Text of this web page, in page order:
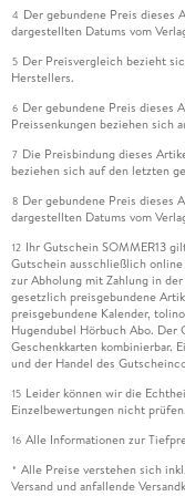
4 Der gebundene Preis dieses
dargestellten Datums vom
5 Der Preisvergleich bezieht
Herstellers.
6 Der gebundene Preis dieses
Preissenkungen beziehen sich
7 Die Preisbindung dieses
beziehen sich auf den letzten
8 Der gebundene Preis dieses
dargestellten Datums vom
12 Ihr Gutschein SOMMER13
Gutschein ausschließlich
zur Abholung mit Zahlung in
gesetzlich preisgebundene
preisgebundene Kalender,
Hugendubel Hörbuch Abo.
Geschenkkarten kombinierbar.
und der Handel des
15 Leider können wir die
Einzelbewertungen nicht prüfen.
16 Alle Informationen zur
* Alle Preise verstehen sich
Versand und anfallende